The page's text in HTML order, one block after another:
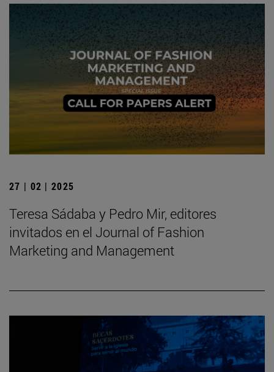
27 | 02 | 2025
Teresa Sádaba y Pedro Mir, editores
invitados en el Journal of Fashion
Marketing and Management